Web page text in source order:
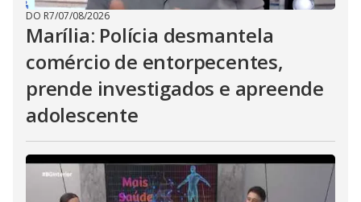
DO R7/07/08/2026
Marília: Polícia desmantela
comércio de entorpecentes,
prende investigados e apreende
adolescente